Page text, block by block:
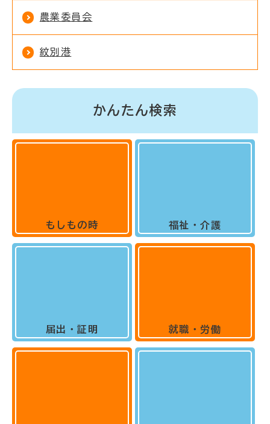
農業委員会
紋別港
かんたん検索
もしもの時
届出・証明
福祉・介護
就職・労働